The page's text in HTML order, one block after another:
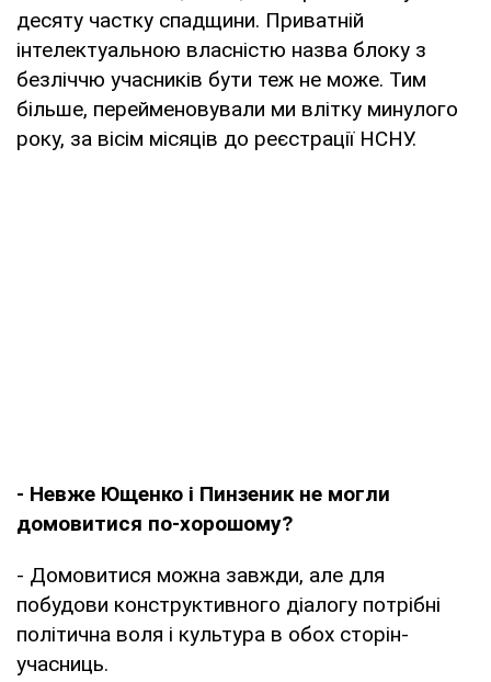
десяту частку спадщини. Приватній
інтелектуальною власністю назва блоку з
безліччю учасників бути теж не може. Тим
більше, перейменовували ми влітку минулого
року, за вісім місяців до реєстрації НСНУ.
- Невже Ющенко і Пинзеник не могли
домовитися по-хорошому?
- Домовитися можна завжди, але для
побудови конструктивного діалогу потрібні
політична воля і культура в обох сторін-
учасниць.